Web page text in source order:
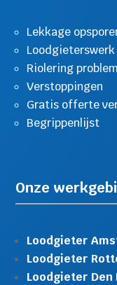
Lekkage
Loodgieterswerk
Riolering
Verstoppingen
Gratis offerte
Begrippenlijst
Onze
Loodgieter
Loodgieter
Loodgieter Den